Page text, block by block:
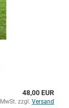
48,00 EUR
zzgl. Versand